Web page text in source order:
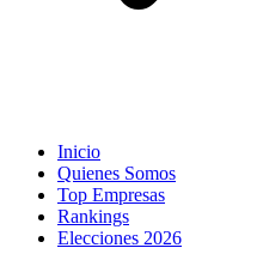
Inicio
Quienes Somos
Top Empresas
Rankings
Elecciones 2026